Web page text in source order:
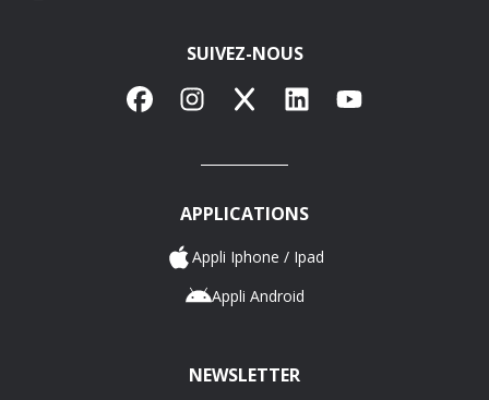
SUIVEZ-NOUS
FacebookInstagram
X LinkedInYouTube
APPLICATIONS
Appli Iphone / Ipad
Appli Android
NEWSLETTER